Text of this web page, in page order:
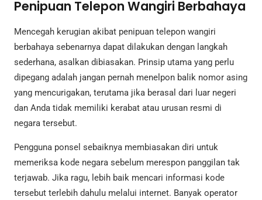
Penipuan Telepon Wangiri Berbahaya
Mencegah kerugian akibat penipuan telepon wangiri
berbahaya sebenarnya dapat dilakukan dengan langkah
sederhana, asalkan dibiasakan. Prinsip utama yang perlu
dipegang adalah jangan pernah menelpon balik nomor asing
yang mencurigakan, terutama jika berasal dari luar negeri
dan Anda tidak memiliki kerabat atau urusan resmi di
negara tersebut.
Pengguna ponsel sebaiknya membiasakan diri untuk
memeriksa kode negara sebelum merespon panggilan tak
terjawab. Jika ragu, lebih baik mencari informasi kode
tersebut terlebih dahulu melalui internet. Banyak operator